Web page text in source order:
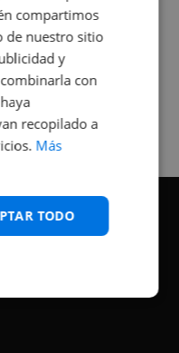
por las
que tienen.
ha sido muy
muy atenta
hermana se
más que
el primer
compartimos
de nuestro sitio
y
con
recopilado a
Más
TODO